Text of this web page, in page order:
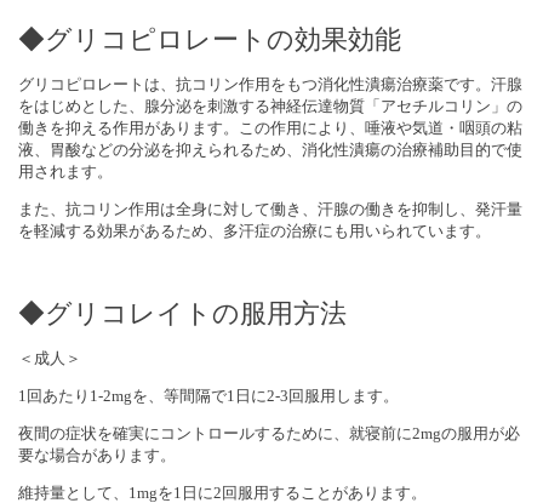
◆グリコピロレートの効果効能
グリコピロレートは、抗コリン作用をもつ消化性潰瘍治療薬です。汗腺
をはじめとした、腺分泌を刺激する神経伝達物質「アセチルコリン」の
働きを抑える作用があります。この作用により、唾液や気道・咽頭の粘
液、胃酸などの分泌を抑えられるため、消化性潰瘍の治療補助目的で使
用されます。
また、抗コリン作用は全身に対して働き、汗腺の働きを抑制し、発汗量
を軽減する効果があるため、多汗症の治療にも用いられています。
◆グリコレイトの服用方法
＜成人＞
1回あたり1-2mgを、等間隔で1日に2-3回服用します。
夜間の症状を確実にコントロールするために、就寝前に2mgの服用が必
要な場合があります。
維持量として、1mgを1日に2回服用することがあります。